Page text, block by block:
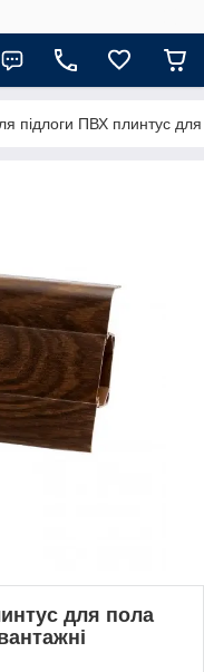
підлоги ПВХ плинтус
для пола